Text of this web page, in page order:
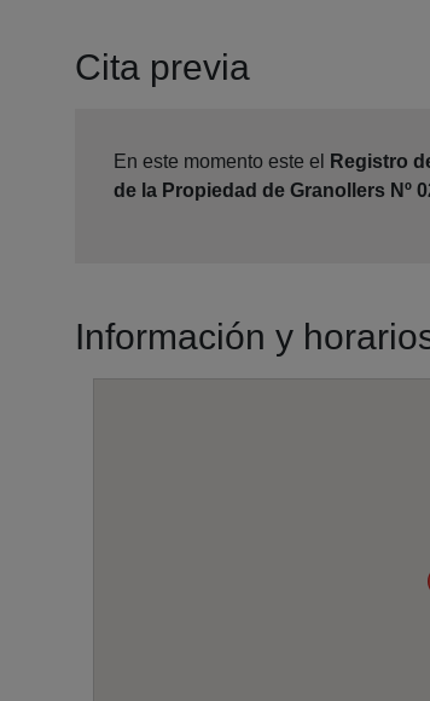
Cita previa
En este momento este el Registro
de la Propiedad de Granollers Nº
Información y